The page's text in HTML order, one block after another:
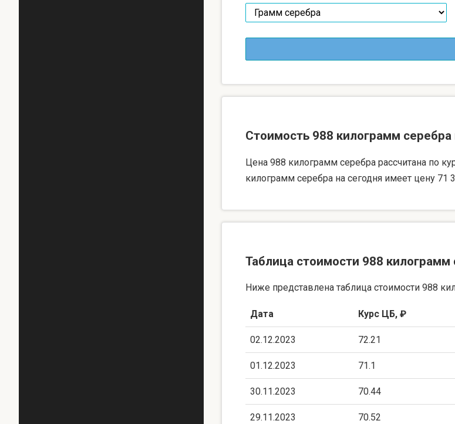
Стоимость 988 килограмм серебра
Цена 988 килограмм серебра рассчитана по
килограмм серебра на сегодня имеет цену
Таблица стоимости 988 килограмм
Ниже представлена таблица стоимости 988
Дата Курс ЦБ, ₽
02.12.2023 72.21
01.12.2023 71.1
30.11.2023 70.44
29.11.2023 70.52